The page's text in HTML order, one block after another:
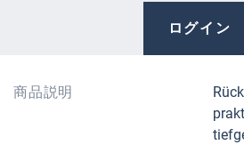
ログイン
商品説明